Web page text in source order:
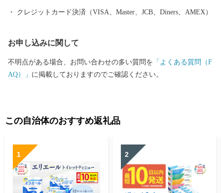
クレジットカード決済（VISA、Master、JCB、Diners、AMEX）
お申し込みに関して
不明点がある場合、お問い合わせの多い質問を 「よくある質問（F
AQ）」 に掲載しておりますのでご確認ください。
この自治体のおすすめ返礼品
1 2